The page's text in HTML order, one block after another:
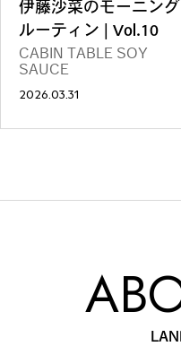
ショッピング
伊藤沙菜のモーニング
ルーティン | Vol.10
CABIN TABLE SOY
SAUCE
2026.03.31